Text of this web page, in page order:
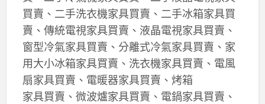
買賣、二手洗衣機家具買賣、二手冰箱家具買
賣、傳統電視家具買賣、液晶電視家具買賣、
窗型冷氣家具買賣、分離式冷氣家具買賣、家
用大小冰箱家具買賣、洗衣機家具買賣、電風
扇家具買賣、電暖器家具買賣、烤箱
家具買賣、微波爐家具買賣、電鍋家具買賣、